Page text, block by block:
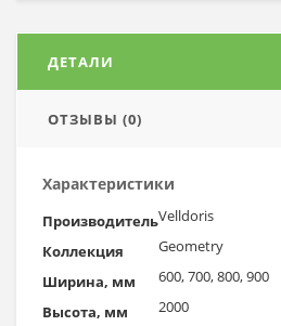
ДЕТАЛИ
ОТЗЫВЫ (0)
Характеристики
ПроизводительVelldoris
Коллекция
Geometry
Ширина, мм
600, 700, 800, 900
Высота, мм
2000